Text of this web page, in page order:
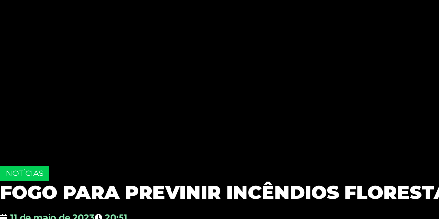
NOTÍCIAS
FOGO PARA PREVINIR INCÊNDIOS